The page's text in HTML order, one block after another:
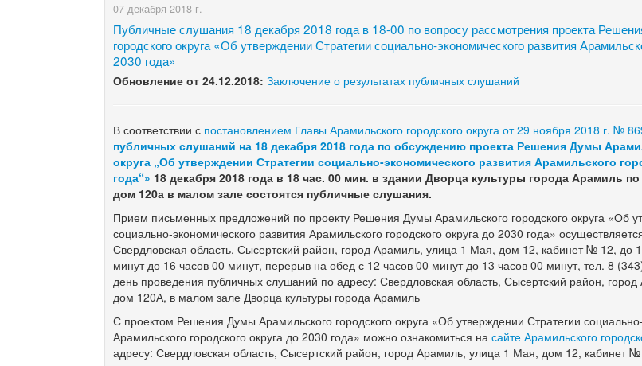
07 декабря 2018 г.
Публичные слушания 18 декабря 2018 года в 18-00 по вопросу рассмотрения проекта
городского округа «Об утверждении Стратегии социально-экономического развития
2030 года»
Обновление от 24.12.2018: Заключение о результатах публичных слушаний
В соответствии с постановлением Главы Арамильского городского округа от 29 ноября 2018 г. №
публичных слушаний на 18 декабря 2018 года по обсуждению проекта Решения Думы
округа „Об утверждении Стратегии социально-экономического развития Арамильского
года“» 18 декабря 2018 года в 18 час. 00 мин. в здании Дворца культуры города Арамиль
дом 120а в малом зале состоятся публичные слушания.
Прием письменных предложений по проекту Решения Думы Арамильского городского округа «Об
социально-экономического развития Арамильского городского округа до 2030 года»
Свердловская область, Сысертский район, город Арамиль, улица 1 Мая, дом 12, кабинет № 12, до
минут до 16 часов 00 минут, перерыв на обед с 12 часов 00 минут до 13 часов 00 минут, тел. 8
день проведения публичных слушаний по адресу: Свердловская область, Сысертский район,
дом 120А, в малом зале Дворца культуры города Арамиль
С проектом Решения Думы Арамильского городского округа «Об утверждении Стратегии
Арамильского городского округа до 2030 года» можно ознакомиться насайте Арамильского
адресу: Свердловская область, Сысертский район, город Арамиль, улица 1 Мая, дом 12, кабинет